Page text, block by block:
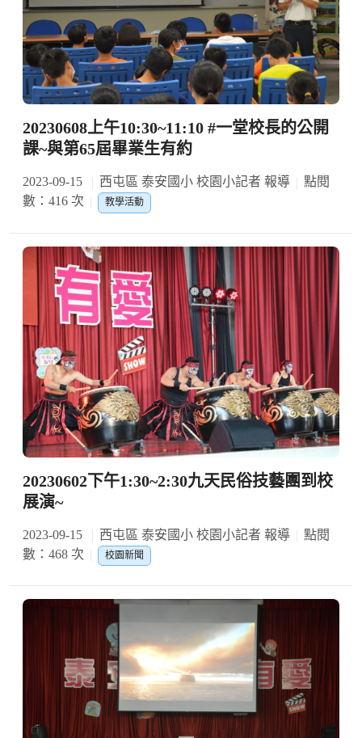
20230608上午10:30~11:10 #一堂校長的公開
課~與第65屆畢業生有約
2023-09-15 西屯區 泰安國小 校園小記者 報導
點閱
數：416 次
教學活動
20230602下午1:30~2:30九天民俗技藝團到校
展演~
2023-09-15 西屯區 泰安國小 校園小記者 報導
點閱
數：468 次
校園新聞